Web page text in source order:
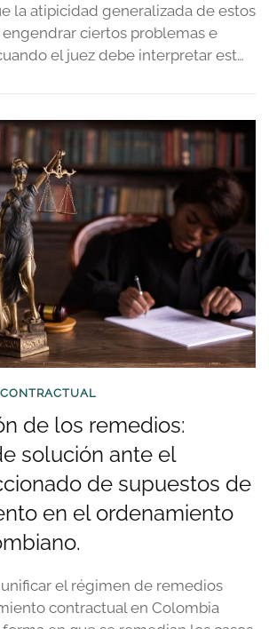
la atipicidad generalizada de estos
ciertos problemas e
el juez debe interpretar est…
de los remedios:
solución ante el
de supuestos de
en el ordenamiento
el régimen de remedios
contractual en Colombia